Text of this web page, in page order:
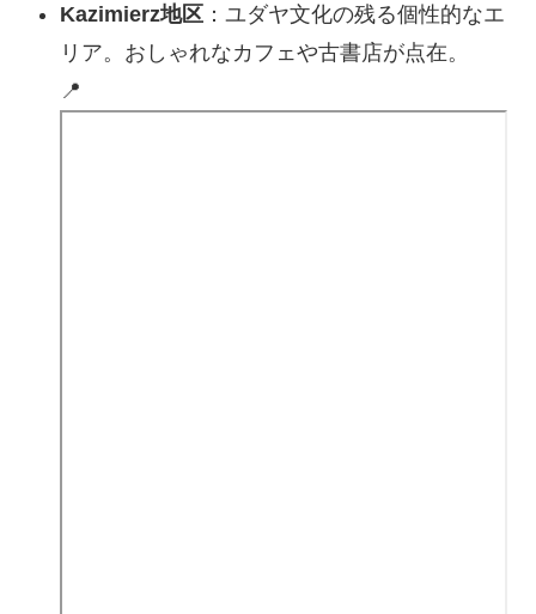
Kazimierz地区：ユダヤ文化の残る個性的なエ
リア。おしゃれなカフェや古書店が点在。
📍